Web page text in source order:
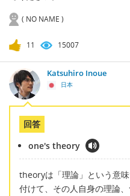
( NO NAME )
11 15007
Katsuhiro Inoue
日本
回答
one's theory
theoryは「理論」という意
付けて、その人自身の理論